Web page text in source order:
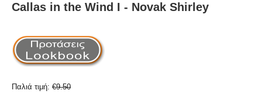
Callas in the Wind I - Novak Shirley
Παλιά τιμή: €9.50